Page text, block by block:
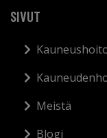
SIVUT
Meistä
Blogi